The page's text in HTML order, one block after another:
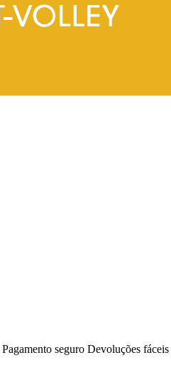
Pagamento seguro Devoluções fáceis